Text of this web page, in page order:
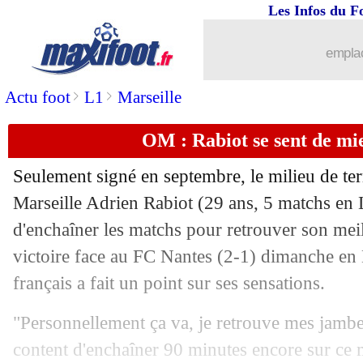
Actu foot> L1 > Marseille
Les Infos du
OM : Rabiot se sent de
Seulement signé en septembre, le milieu de
Marseille Adrien Rabiot (29 ans, 5 matchs en
d'enchaîner les matchs pour retrouver son
victoire face au FC Nantes (2-1) dimanche
français a fait un point sur ses sensations.
"Personnellement ça va, je retrouve mes
content d'enchaîner 90 minutes encore sur ce
Atletico : Sørloth confiant avant Paris
04/11 Man Utd: Yoro pour les débuts
04/11 Lille: le coach français, l'avis de
04/11 OM: Benatia répond à la rumeur
04/11 Real : inondations, Ancelotti tacle la
04/11 Lens: Khusanov plaît aux cadors
PSG : le PFC, Melero voit une bonne